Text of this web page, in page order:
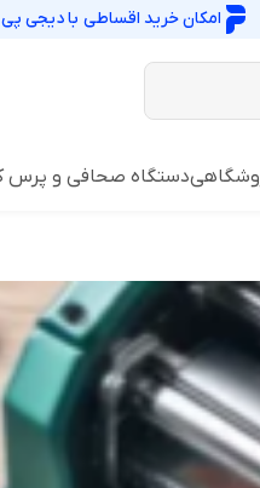
امکان خرید اقساطی بادیجی پی
دستگاه صحافی و پرس